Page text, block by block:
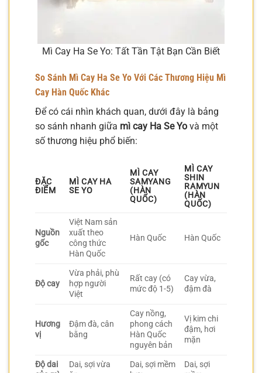
Mì Cay Ha Se Yo: Tất Tần Tật Bạn Cần Biết
So Sánh Mì Cay Ha Se Yo Với Các Thương Hiệu Mì
Cay Hàn Quốc Khác
Để có cái nhìn khách quan, dưới đây là bảng
so sánh nhanh giữa mì cay Ha Se Yo và một
số thương hiệu phổ biến:
ĐẶC
ĐIỂM
MÌ CAY HA
SE YO
MÌ CAY
SAMYANG
(HÀN
QUỐC)
MÌ CAY
SHIN
RAMYUN
(HÀN
QUỐC)
Nguồn
gốc
Việt Nam sản
xuất theo
công thức
Hàn Quốc
Hàn Quốc Hàn Quốc
Độ cay
Vừa phải, phù
hợp người
Việt
Rất cay (có
mức độ 1-5)
Cay vừa,
đậm đà
Hương
vị
Đậm đà, cân
bằng
Cay nồng,
phong cách
Hàn Quốc
nguyên bản
Vị kim chi
đậm, hơi
mặn
Độ dai
Dai, sợi vừa
Dai, sợi mềm
Dai, sợi